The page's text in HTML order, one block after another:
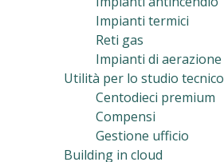
Impianti termici
Reti gas
Impianti di aerazione
Utilità per lo studio tecnico
Centodieci premium
Compensi
Gestione ufficio
Building in cloud